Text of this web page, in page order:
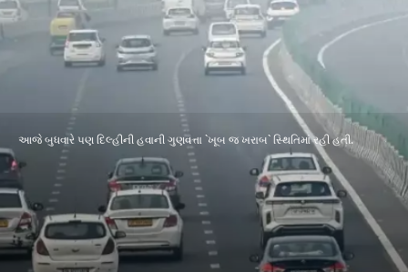
આજે બુધવારે પણ દિલ્હીની હવાની ગુણવત્તા `ખૂબ જ ખરાબ` સ્થિતિમાં રહી હતી.